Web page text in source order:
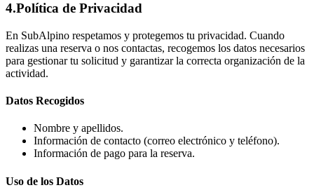
4.Política de Privacidad
En SubAlpino respetamos y protegemos tu privacidad. Cuando
realizas una reserva o nos contactas, recogemos los datos necesarios
para gestionar tu solicitud y garantizar la correcta organización de la
actividad.
Datos Recogidos
Nombre y apellidos.
Información de contacto (correo electrónico y teléfono).
Información de pago para la reserva.
Uso de los Datos